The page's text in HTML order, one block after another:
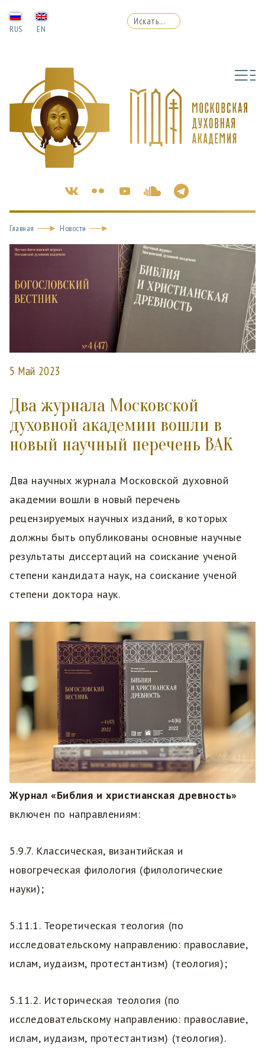
RUS EN
Главная Новости
5 Май 2023
Два журнала Московской
духовной академии вошли в
новый научный перечень ВАК
Два научных журнала Московской духовной
академии вошли в новый перечень
рецензируемых научных изданий, в которых
должны быть опубликованы основные научные
результаты диссертаций на соискание ученой
степени кандидата наук, на соискание ученой
степени доктора наук.
Журнал «Библия и христианская древность»
включен по направлениям:
5.9.7. Классическая, византийская и
новогреческая филология (филологические
науки);
5.11.1. Теоретическая теология (по
исследовательскому направлению: православие,
ислам, иудаизм, протестантизм) (теология);
5.11.2. Историческая теология (по
исследовательскому направлению: православие,
ислам, иудаизм, протестантизм) (теология).